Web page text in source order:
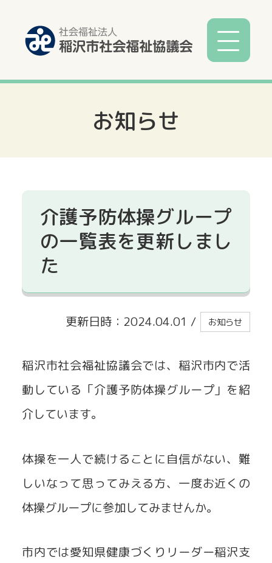
社協とは
社協事業
サービス
お知らせ
介護予防体操グループ
の一覧表を更新しまし
た
更新日時：2024.04.01 / お知らせ
稲沢市社会福祉協議会では、稲沢市内で活
動している「介護予防体操グループ」を紹
介しています。
体操を一人で続けることに自信がない、難
しいなって思ってみえる方、一度お近くの
体操グループに参加してみませんか。
市内では愛知県健康づくりリーダー稲沢支